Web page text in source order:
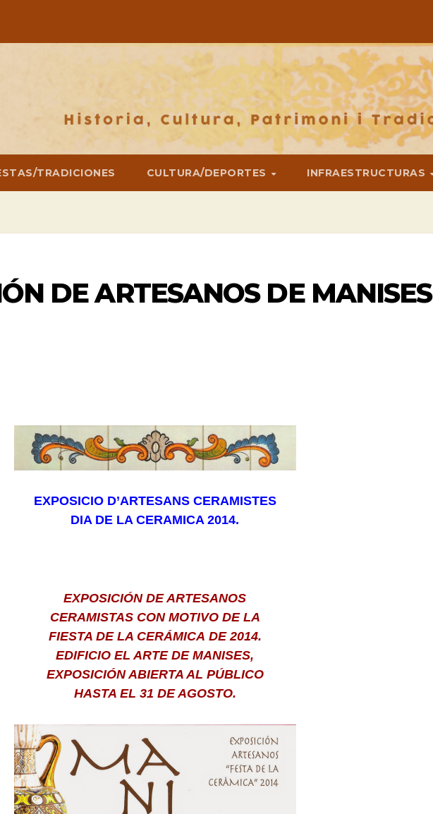
TRADICIONES CULTURA/DEPORTES INFRAESTRUCTURAS
DE ARTESANOS DE MANISES
EXPOSICIO D’ARTESANS CERAMISTES
DIA DE LA CERAMICA 2014.
EXPOSICIÓN DE ARTESANOS
CERAMISTAS CON MOTIVO DE LA
FIESTA DE LA CERÁMICA DE 2014.
EDIFICIO EL ARTE DE MANISES,
EXPOSICIÓN ABIERTA AL PÚBLICO
HASTA EL 31 DE AGOSTO.